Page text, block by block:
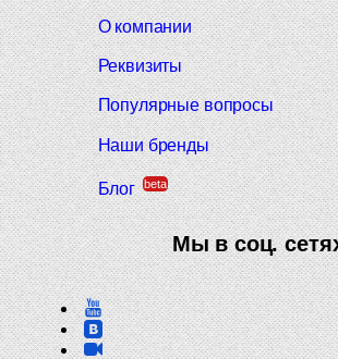
О компании
Реквизиты
Популярные вопросы
Наши бренды
Блог beta
Мы в соц.